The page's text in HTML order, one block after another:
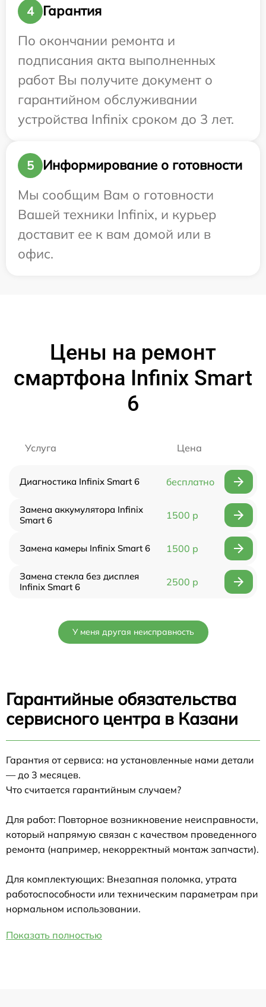
4
Гарантия
По окончании ремонта и
подписания акта выполненных
работ Вы получите документ о
гарантийном обслуживании
устройства Infinix сроком до 3 лет.
5
Информирование о готовности
Мы сообщим Вам о готовности
Вашей техники Infinix, и курьер
доставит ее к вам домой или в
офис.
Цены на ремонт
смартфона Infinix Smart
6
Услуга Цена
Диагностика Infinix Smart 6 бесплатно
Замена аккумулятора Infinix
Smart 6
1500 р
Замена камеры Infinix Smart 6 1500 р
Замена стекла без дисплея
Infinix Smart 6
2500 р
У меня другая неисправность
Гарантийные обязательства
сервисного центра в Казани
Гарантия от сервиса: на установленные нами детали
— до 3 месяцев.
Что считается гарантийным случаем?
Для работ: Повторное возникновение неисправности,
который напрямую связан с качеством проведенного
ремонта (например, некорректный монтаж запчасти).
Для комплектующих: Внезапная поломка, утрата
работоспособности или техническим параметрам при
нормальном использовании.
Показать полностью